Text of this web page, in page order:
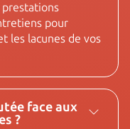
pour
les lacunes de vos
face aux
?